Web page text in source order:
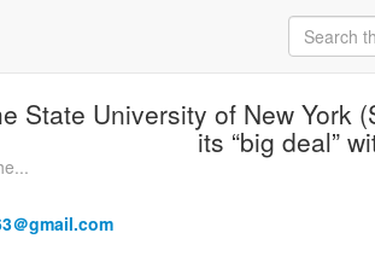
State University of New York
its “big deal”
＠gmail.com